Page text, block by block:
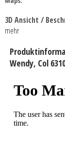
3D Ansicht /
mehr
Wendy, Col